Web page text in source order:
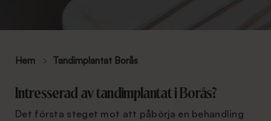
Hem Tandimplantat Borås
Intresserad av tandimplantat i Borås?
Det första steget mot att påbörja en behandling